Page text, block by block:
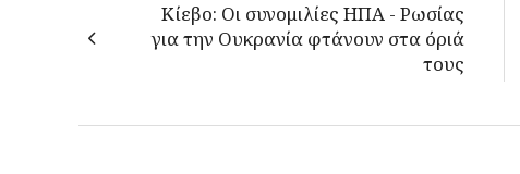
Κίεβο: Οι συνομιλίες ΗΠΑ - Ρωσίας
για την Ουκρανία φτάνουν στα όριά
τους